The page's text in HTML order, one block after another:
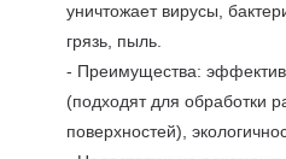
уничтожает вирусы,
грязь, пыль.
- Преимущества:
(подходят для обработки
поверхностей),